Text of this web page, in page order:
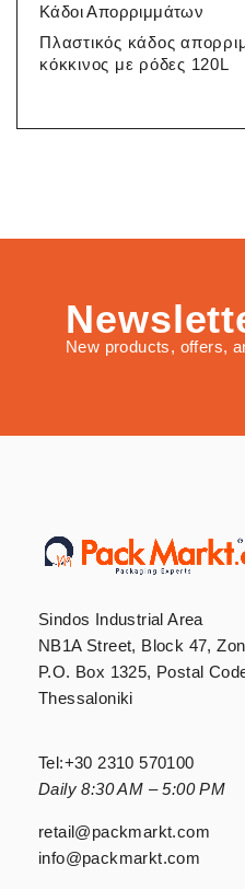
Κάδοι Απορριμμάτων
Πλαστικός κάδος
κόκκινος με ρόδες 120L
New products, offers,
Sindos Industrial Area
NB1A Street, Block 47,
P.O. Box 1325, Postal
Thessaloniki
Tel:+30 2310 570100
Daily 8:30 AM – 5:00 PM
retail@packmarkt.com
info@packmarkt.com